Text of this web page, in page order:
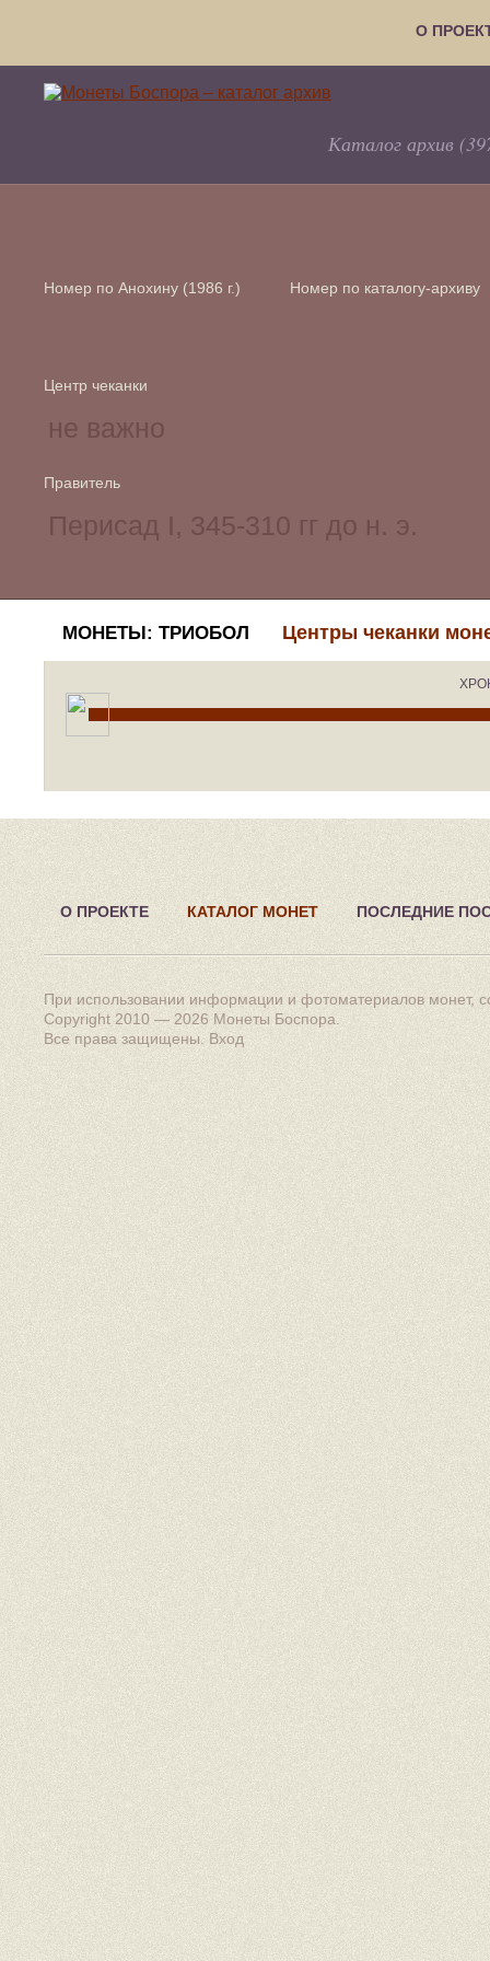
О
Каталог архив
Номер по Анохину (1986 г.) Номер по каталогу-архиву
Центр чеканки
Правитель
МОНЕТЫ: ТРИОБОЛ Центры чеканки
О ПРОЕКТЕ КАТАЛОГ МОНЕТ ПОСЛЕДНИЕ
При использовании информации и фотоматериалов монет,
Copyright 2010 — 2026 Монеты Боспора
Все права защищены. Вход